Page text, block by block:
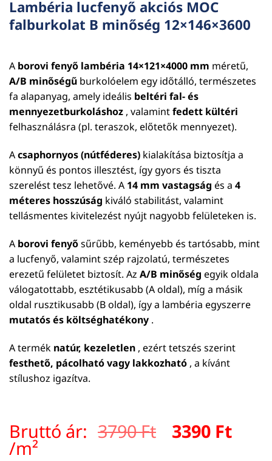
Lambéria lucfenyő akciós MOC
falburkolat B minőség 12×146×3600
A borovi fenyő lambéria 14×121×4000 mm méretű,
A/B minőségű burkolóelem egy időtálló, természetes
fa alapanyag, amely ideális beltéri fal- és
mennyezetburkoláshoz , valamintfedett kültéri
felhasználásra (pl. teraszok, előtetők mennyezet).
Acsaphornyos (nútféderes) kialakítása biztosítja a
könnyű és pontos illesztést, így gyors és tiszta
szerelést tesz lehetővé. A 14 mm vastagság és a 4
méteres hosszúság kiváló stabilitást, valamint
tellásmentes kivitelezést nyújt nagyobb felületeken is.
A borovi fenyősűrűbb, keményebb és tartósabb, mint
a lucfenyő, valamint szép rajzolatú, természetes
erezetű felületet biztosít. Az A/B minőség egyik oldala
válogatottabb, esztétikusabb (A oldal), míg a másik
oldal rusztikusabb (B oldal), így a lambéria egyszerre
mutatós és költséghatékony .
A termék natúr, kezeletlen , ezért tetszés szerint
festhető, pácolható vagy lakkozható , a kívánt
stílushoz igazítva.
Bruttó ár: 3790Ft Original
3390 Ft
/m²